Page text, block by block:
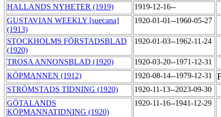
HALLANDS NYHETER (1919)
1919-12-16--
GUSTAVIAN WEEKLY [suecana]
(1913)
1920-01-01--1960-05-27
STOCKHOLMS FÖRSTADSBLAD
(1920)
1920-01-03--1962-11-24
TROSA ANNONSBLAD (1920)
1920-03-20--1971-12-31
KÖPMANNEN (1912)
1920-08-14--1979-12-31
STRÖMSTADS TIDNING (1920)
1920-11-13--2023-09-30
GÖTALANDS
KÖPMANNATIDNING (1920)
1920-11-16--1941-12-29